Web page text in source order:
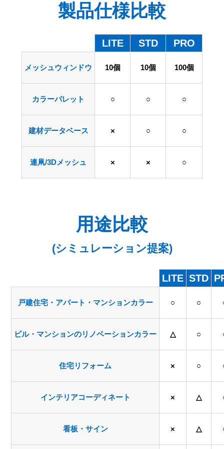
製品仕様比較
LITE STD PRO
メッシュウィンドウ 10個 10個 100個
カラーパレット ○ ○ ○
建材データベース × ○ ○
連凧/3Dメッシュ × × ○
用途比較
(シミュレーション提案)
LITE STD
戸建住宅・アパート・マンションカラー ○ ○
ビル・マンションのリノベーションカラー △ ○
住宅リフォーム × ○
インテリアコーディネート × △
看板・サイン × △